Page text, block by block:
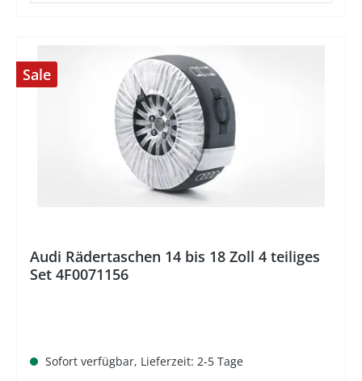
Sale
Audi Rädertaschen 14 bis 18 Zoll 4 teiliges
Set 4F0071156
Sofort verfügbar, Lieferzeit: 2-5 Tage